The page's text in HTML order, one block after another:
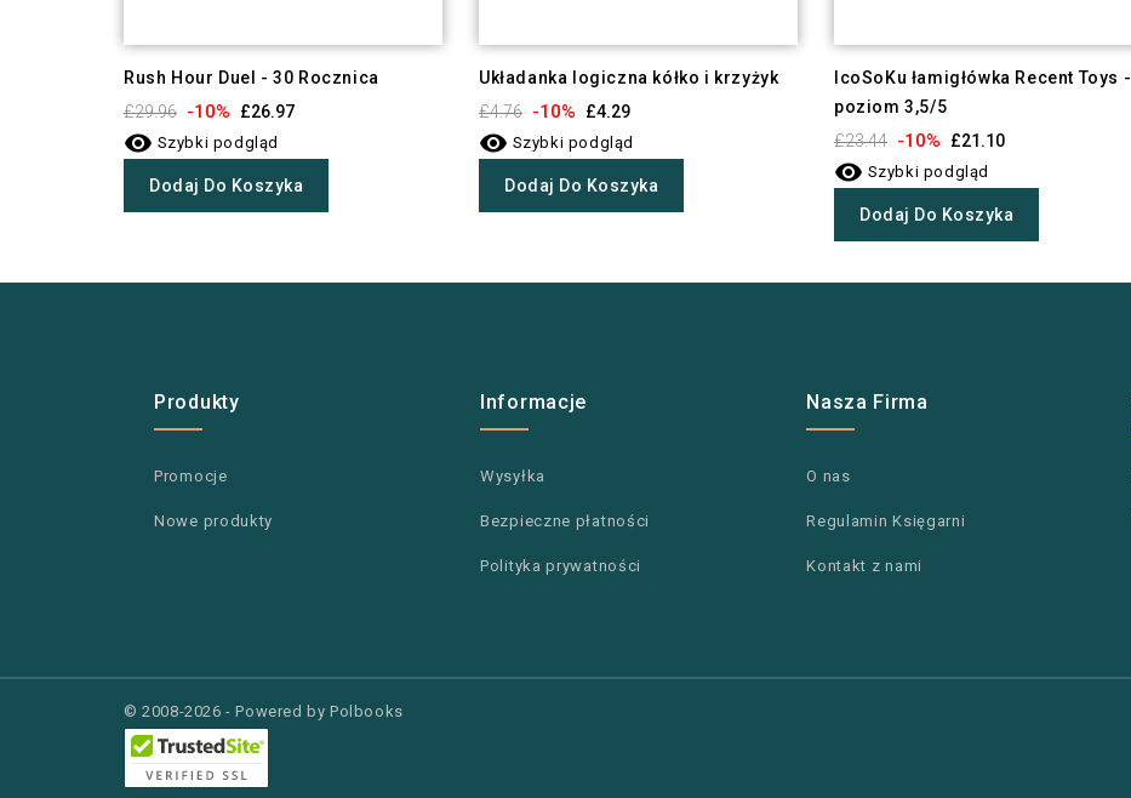
Rush Hour Duel - 30 Rocznica
£29.96 -10% £26.97
 Szybki podgląd
Dodaj Do Koszyka
Układanka logiczna kółko i krzyżyk
£4.76 -10% £4.29
 Szybki podgląd
Dodaj Do Koszyka
IcoSoKu łamigłówka Recent Toys -
poziom 3,5/5
£23.44 -10% £21.10
 Szybki podgląd
Dodaj Do Koszyka
Produkty
Promocje
Nowe produkty
Informacje
Wysyłka
Bezpieczne płatności
Polityka prywatności
Nasza Firma
O nas
Regulamin Księgarni
Kontakt z nami
© 2008-2026 - Powered by Polbooks